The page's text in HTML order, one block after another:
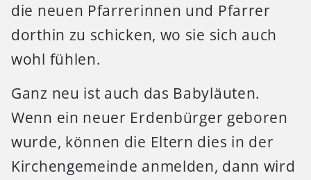
die neuen Pfarrerinnen und Pfarrer
dorthin zu schicken, wo sie sich auch
wohl fühlen.
Ganz neu ist auch das Babyläuten.
Wenn ein neuer Erdenbürger geboren
wurde, können die Eltern dies in der
Kirchengemeinde anmelden, dann wird